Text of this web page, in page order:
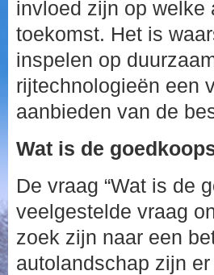
invloed zijn op welke
toekomst. Het is
inspelen op
rijtechnologieën een
aanbieden van de
Wat is de
De vraag “Wat is de
veelgestelde vraag
zoek zijn naar een
autolandschap zijn